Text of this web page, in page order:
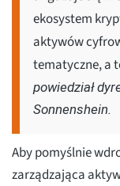
ekosystem
aktywów
tematyczne, a
powiedział
Sonnenshein.
Aby pomyślnie
zarządzająca